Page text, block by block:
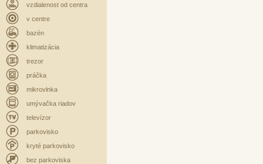
vzdialenost od centra
v centre
bazén
klimatizácia
trezor
práčka
mikrovlnka
umývačka riadov
televízor
parkovisko
kryté parkovisko
bez parkoviska